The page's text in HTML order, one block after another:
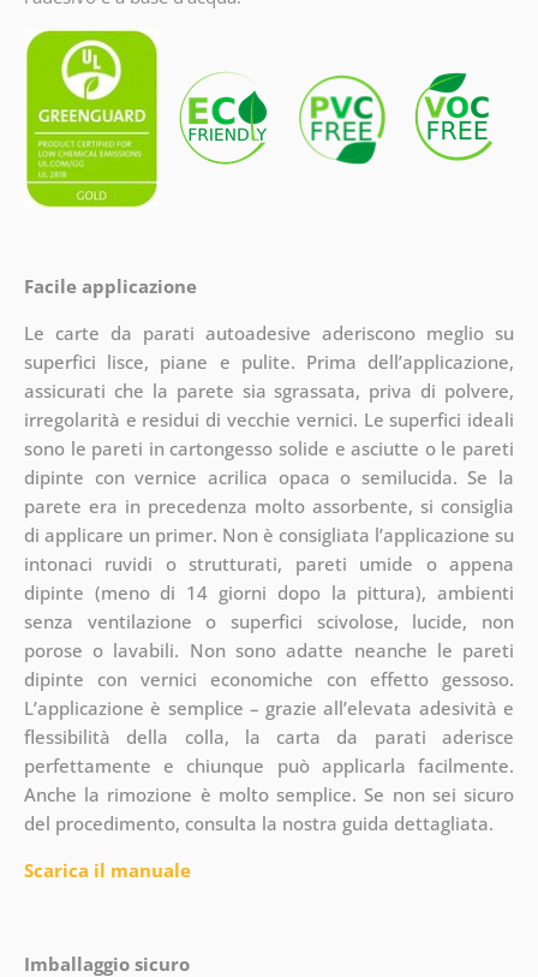
Facile applicazione
Le carte da parati autoadesive aderiscono meglio su
superfici lisce, piane e pulite. Prima dell’applicazione,
assicurati che la parete sia sgrassata, priva di polvere,
irregolarità e residui di vecchie vernici. Le superfici ideali
sono le pareti in cartongesso solide e asciutte o le pareti
dipinte con vernice acrilica opaca o semilucida. Se la
parete era in precedenza molto assorbente, si consiglia
di applicare un primer. Non è consigliata l’applicazione su
intonaci ruvidi o strutturati, pareti umide o appena
dipinte (meno di 14 giorni dopo la pittura), ambienti
senza ventilazione o superfici scivolose, lucide, non
porose o lavabili. Non sono adatte neanche le pareti
dipinte con vernici economiche con effetto gessoso.
L’applicazione è semplice – grazie all’elevata adesività e
flessibilità della colla, la carta da parati aderisce
perfettamente e chiunque può applicarla facilmente.
Anche la rimozione è molto semplice. Se non sei sicuro
del procedimento, consulta la nostra guida dettagliata.
Scarica il manuale
Imballaggio sicuro